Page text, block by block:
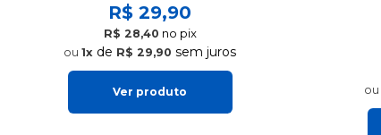
R$ 29,90
R$ 28,40 no pix
1x de R$ 29,90 sem juros
Ver produto